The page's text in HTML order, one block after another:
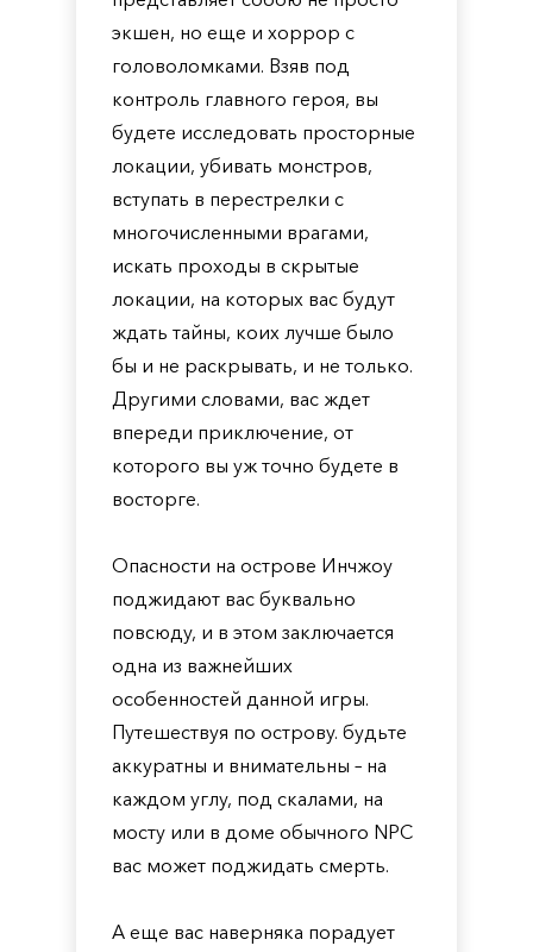
экшен, но еще и хоррор с
головоломками. Взяв под
контроль главного героя, вы
будете исследовать просторные
локации, убивать монстров,
вступать в перестрелки с
многочисленными врагами,
искать проходы в скрытые
локации, на которых вас будут
ждать тайны, коих лучше было
бы и не раскрывать, и не только.
Другими словами, вас ждет
впереди приключение, от
которого вы уж точно будете в
восторге.
Опасности на острове Инчжоу
поджидают вас буквально
повсюду, и в этом заключается
одна из важнейших
особенностей данной игры.
Путешествуя по острову. будьте
аккуратны и внимательны – на
каждом углу, под скалами, на
мосту или в доме обычного NPC
вас может поджидать смерть.
А еще вас наверняка порадует